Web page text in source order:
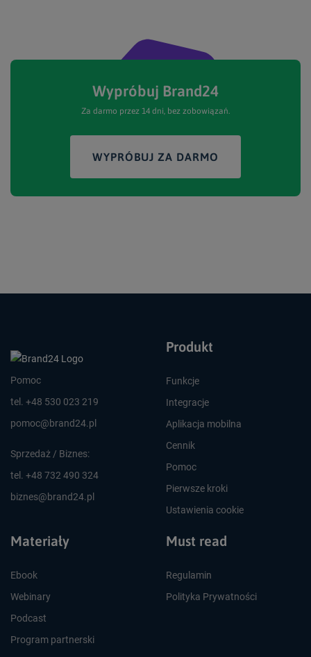
Wypróbuj Brand24
Za darmo przez 14 dni, bez zobowiązań.
WYPRÓBUJ ZA DARMO
Pomoc
tel. +48 530 023 219
pomoc@brand24.pl
Sprzedaż / Biznes:
tel. +48 732 490 324
biznes@brand24.pl
Produkt
Funkcje
Integracje
Aplikacja mobilna
Cennik
Pomoc
Pierwsze kroki
Ustawienia cookie
Must read
Regulamin
Polityka Prywatności
Materiały
Ebook
Webinary
Podcast
Program partnerski